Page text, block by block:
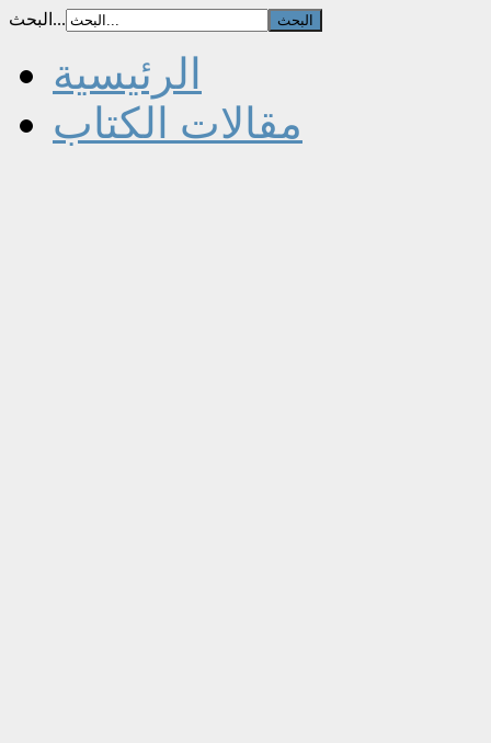
البحث...
الرئيسية
مقالات الكتاب